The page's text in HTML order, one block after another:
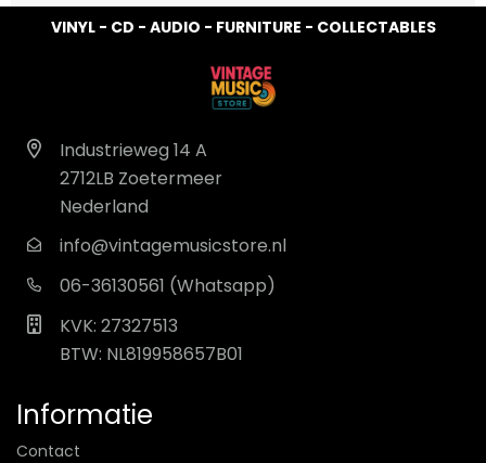
VINYL - CD - AUDIO - FURNITURE - COLLECTABLES
Industrieweg 14 A
2712LB Zoetermeer
Nederland
info@vintagemusicstore.nl
06-36130561 (Whatsapp)
KVK: 27327513
BTW: NL819958657B01
Informatie
Contact